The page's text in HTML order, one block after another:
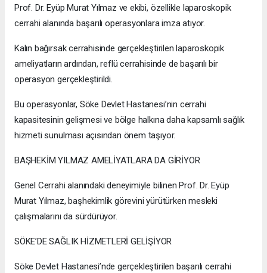
Prof. Dr. Eyüp Murat Yılmaz ve ekibi, özellikle laparoskopik
cerrahi alanında başarılı operasyonlara imza atıyor.
Kalın bağırsak cerrahisinde gerçekleştirilen laparoskopik
ameliyatların ardından, reflü cerrahisinde de başarılı bir
operasyon gerçekleştirildi.
Bu operasyonlar, Söke Devlet Hastanesi’nin cerrahi
kapasitesinin gelişmesi ve bölge halkına daha kapsamlı sağlık
hizmeti sunulması açısından önem taşıyor.
BAŞHEKİM YILMAZ AMELİYATLARA DA GİRİYOR
Genel Cerrahi alanındaki deneyimiyle bilinen Prof. Dr. Eyüp
Murat Yılmaz, başhekimlik görevini yürütürken mesleki
çalışmalarını da sürdürüyor.
SÖKE’DE SAĞLIK HİZMETLERİ GELİŞİYOR
Söke Devlet Hastanesi’nde gerçekleştirilen başarılı cerrahi